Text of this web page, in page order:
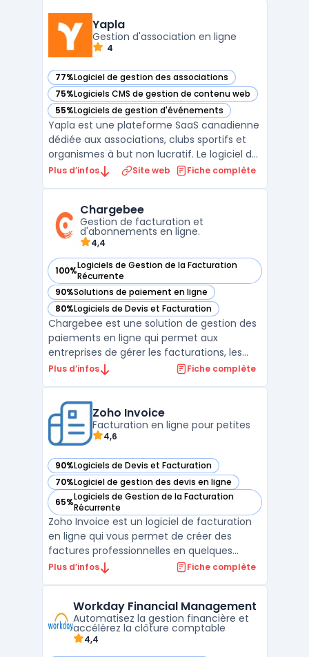
personnalisés. En plus de cela, Invoice Ninja
permet d'accep ...
Yapla
Gestion d'association en ligne
4
77%Logiciel de gestion des associations
— voir Yapla dans cette catégorie
75%Logiciels CMS de gestion de contenu web
— voir Yapla dans cette catégorie
55%Logiciels de gestion d'événements
— voir Yapla dans cette catégorie
Yapla est une plateforme SaaS canadienne
dédiée aux associations, clubs sportifs et
organismes à but non lucratif. Le logiciel de
gestion d'association regroupe en un seul
événementielle, les campagnes de dons et
la comptabilité ...
Plus d’infos Site web Fiche complète
Chargebee
Gestion de facturation et
d'abonnements en ligne.
4,4
100%Logiciels de Gestion de la Facturation
Récurrente
— voir Chargebee dans cette catégorie
90%Solutions de paiement en ligne
— voir Chargebee dans cette catégorie
80%Logiciels de Devis et Facturation
— voir Chargebee dans cette catégorie
Chargebee est une solution de gestion des
paiements en ligne qui permet aux
entreprises de gérer les facturations, les
abonnements et les paiements récurrents
être facilement intégrée aux systèmes
existants pour automati ...
Plus d’infos Fiche complète
Zoho Invoice
Facturation en ligne pour petites
4,6
90%Logiciels de Devis et Facturation
— voir Zoho Invoice dans cette catégorie
70%Logiciel de gestion des devis en ligne
— voir Zoho Invoice dans cette catégorie
65%Logiciels de Gestion de la Facturation
Récurrente
— voir Zoho Invoice dans cette catégorie
Zoho Invoice est un logiciel de facturation
en ligne qui vous permet de créer des
factures professionnelles en quelques
minutes. Il offre également la possibilité de
propose des fonctionnalités telles que la
gestion des pa ...
Plus d’infos Fiche complète
Workday Financial Management
Automatisez la gestion financière et
accélérez la clôture comptable
4,4